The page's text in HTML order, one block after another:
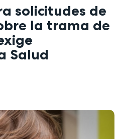
solicitudes de
la trama de
Salud